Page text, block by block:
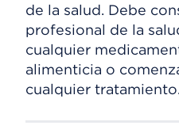
de la salud. Debe
profesional de la
cualquier
alimenticia o
cualquier tratamiento.